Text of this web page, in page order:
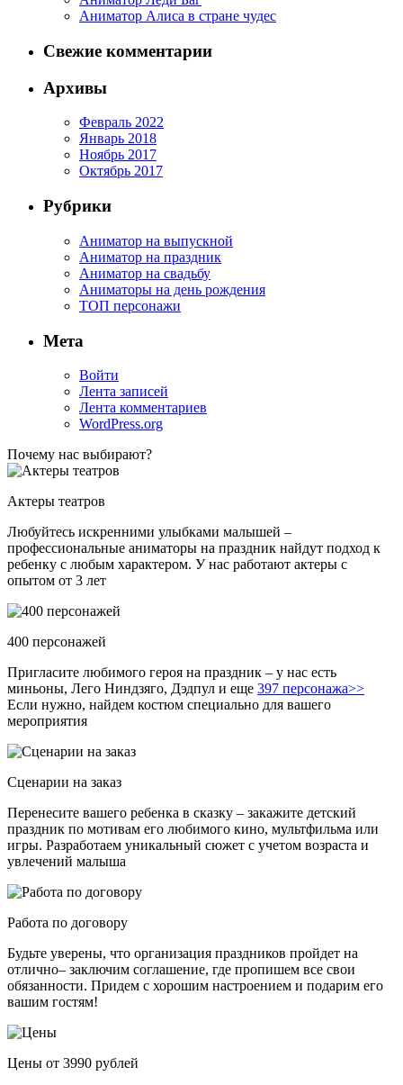
Аниматор Алиса в стране чудес
Свежие комментарии
Архивы
Февраль 2022
Январь 2018
Ноябрь 2017
Октябрь 2017
Рубрики
Аниматор на выпускной
Аниматор на праздник
Аниматор на свадьбу
Аниматоры на день рождения
ТОП персонажи
Мета
Войти
Лента записей
Лента комментариев
WordPress.org
Почему нас выбирают?
Актеры театров
Любуйтесь искренними улыбками малышей –
профессиональные аниматоры на праздник найдут подход к
ребенку с любым характером. У нас работают актеры с
опытом от 3 лет
400 персонажей
Пригласите любимого героя на праздник – у нас есть
миньоны, Лего Ниндзяго, Дэдпул и еще 397 персонажа>>
Если нужно, найдем костюм специально для вашего
мероприятия
Сценарии на заказ
Перенесите вашего ребенка в сказку – закажите детский
праздник по мотивам его любимого кино, мультфильма или
игры. Разработаем уникальный сюжет с учетом возраста и
увлечений малыша
Работа по договору
Будьте уверены, что организация праздников пройдет на
отлично– заключим соглашение, где пропишем все свои
обязанности. Придем с хорошим настроением и подарим его
вашим гостям!
Цены от 3990 рублей